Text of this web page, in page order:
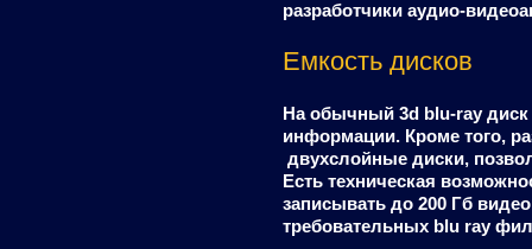
разработчики аудио-
Емкость дисков
На обычный 3d blu-ray
информации. Кроме того,
двухслойные диски,
Есть техническая
записывать до 200 Гб
требовательных blu ray